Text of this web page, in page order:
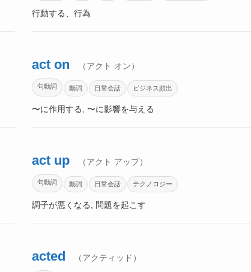
行動する、行為
act on （アクト オン）
句動詞 動詞 日常会話 ビジネス頻出
〜に作用する, 〜に影響を与える
act up （アクト アップ）
句動詞 動詞 日常会話 テクノロジー
調子が悪くなる, 問題を起こす
acted （アクティッド）